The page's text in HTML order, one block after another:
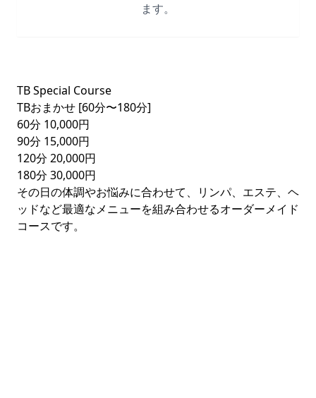
ます。
TB Special Course
TBおまかせ [60分〜180分]
60分 10,000円
90分 15,000円
120分 20,000円
180分 30,000円
その日の体調やお悩みに合わせて、リンパ、エステ、ヘ
ッドなど最適なメニューを組み合わせるオーダーメイド
コースです。